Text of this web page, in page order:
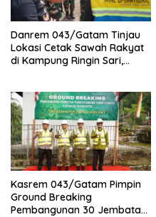
Danrem 043/Gatam Tinjau
Lokasi Cetak Sawah Rakyat
di Kampung Ringin Sari,
Kasrem 043/Gatam Pimpin
Ground Breaking
Pembangunan 30 Jembatan